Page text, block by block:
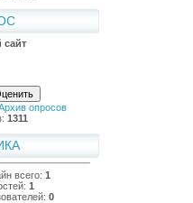
сайт
опросов
1311
всего: 1
1
0